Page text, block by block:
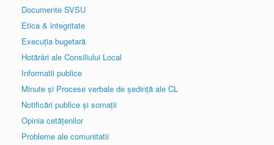
Documente SVSU
Etica & integritate
Execuția bugetară
Hotărâri ale Consiliului Local
Informatii publice
Minute și Procese verbale de ședință ale CL
Notificări publice și somații
Opinia cetățenilor
Probleme ale comunitatii